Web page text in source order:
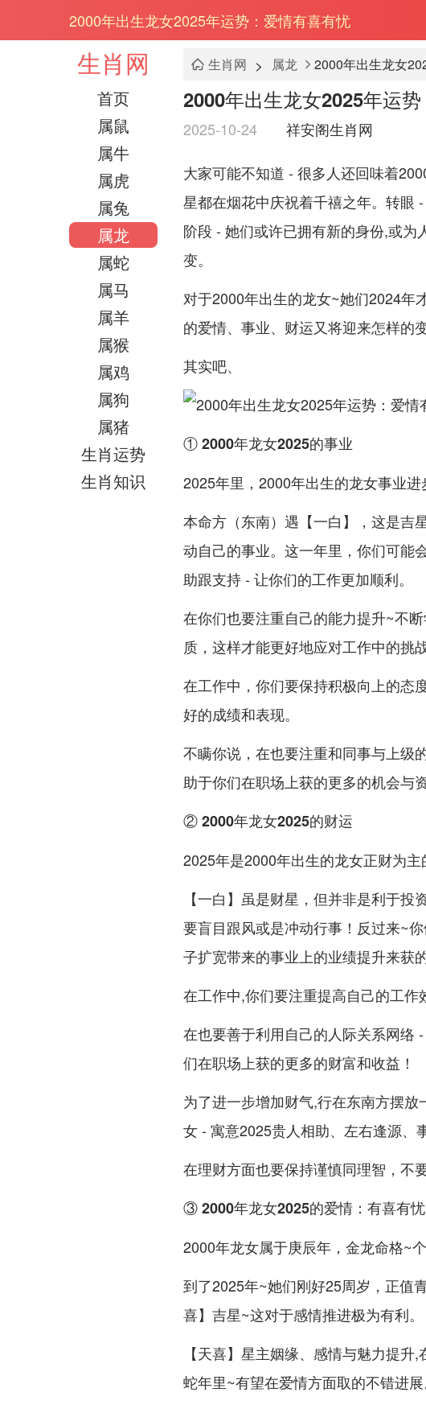
2000年出生龙女2025年运势：爱情有喜有忧
生肖网
首页
属鼠
属牛
属虎
属兔
属龙
属蛇
属马
属羊
属猴
属鸡
属狗
属猪
生肖运势
生肖知识
生肖网 > 属龙 2000年出生龙女
2000年出生龙女2025年运
2025-10-24 祥安阁生肖网
大家可能不知道 - 很多人还回味着
星都在烟花中庆祝着千禧之年。转眼
阶段 - 她们或许已拥有新的身份,或
变。
对于2000年出生的龙女~她们2024年
的爱情、事业、财运又将迎来怎样的
其实吧、
① 2000年龙女2025的事业
2025年里，2000年出生的龙女事业进
本命方（东南）遇【一白】，这是吉
动自己的事业。这一年里，你们可能
助跟支持 - 让你们的工作更加顺利。
在你们也要注重自己的能力提升~不
质，这样才能更好地应对工作中的挑
在工作中，你们要保持积极向上的态
好的成绩和表现。
不瞒你说，在也要注重和同事与上级
助于你们在职场上获的更多的机会与资
② 2000年龙女2025的财运
2025年是2000年出生的龙女正财为主
【一白】虽是财星，但并非是利于
要盲目跟风或是冲动行事！反过来~
子扩宽带来的事业上的业绩提升来获
在工作中,你们要注重提高自己的工作
在也要善于利用自己的人际关系网络
们在职场上获的更多的财富和收益！
为了进一步增加财气,行在东南方摆放
女 - 寓意2025贵人相助、左右逢源、
在理财方面也要保持谨慎同理智，不
③ 2000年龙女2025的爱情：有喜有忧
2000年龙女属于庚辰年，金龙命格~
到了2025年~她们刚好25周岁，正值
喜】吉星~这对于感情推进极为有利。
【天喜】星主姻缘、感情与魅力提
蛇年里~有望在爱情方面取的不错进展